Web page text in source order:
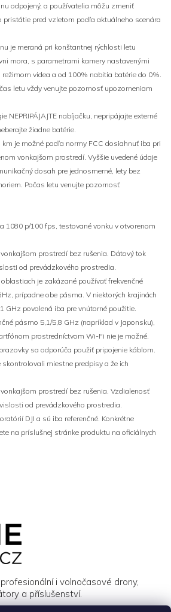
odpojený, a používatelia môžu zmeniť
pristátie pred vzletom podľa aktuálneho scenára
je meraná pri konštantnej rýchlosti letu
mora, s parametrami kamery nastavenými
videa a od 100% nabitia batérie do 0%.
letu vždy venujte pozornosť upozorneniam
NEPRIPÁJAJTE nabíjačku, nepripájajte externé
žiadne batérie.
je možné podľa normy FCC dosiahnuť iba pri
vonkajšom prostredí. Vyššie uvedené údaje
dosah pre jednosmerné, lety bez
Počas letu venujte pozornosť
1080 p/100 fps, testované vonku v otvorenom
prostredí bez rušenia. Dátový tok
od prevádzkového prostredia.
je zakázané používať frekvenčné
prípadne obe pásma. V niektorých krajinách
GHz povolená iba pre vnútorné použitie.
pásmo 5,1/5,8 GHz (napríklad v Japonsku),
prostredníctvom Wi-Fi nie je možné.
sa odporúča použiť pripojenie káblom.
miestne predpisy a že ich
prostredí bez rušenia. Vzdialenosť
od prevádzkového prostredia.
DJI a sú iba referenčné. Konkrétne
na príslušnej stránke produktu na oficiálnych
i volnočasové drony,
a příslušenství.